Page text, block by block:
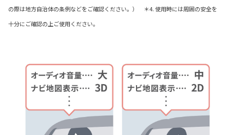
の際は地方自治体の条例などをご確認ください。） ＊4. 使用時には周囲の安全を
十分にご確認の上ご使用ください。